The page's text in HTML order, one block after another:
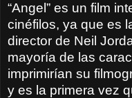
“Angel” es un film
cinéfilos, ya que es
director de Neil
mayoría de las
imprimirían su
y es la primera vez